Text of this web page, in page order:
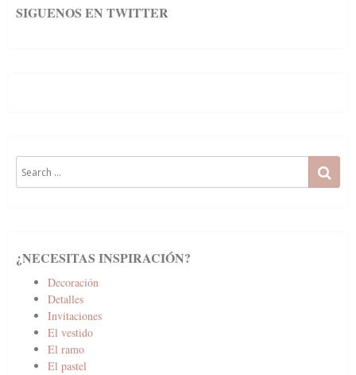
SIGUENOS EN TWITTER
for:
¿NECESITAS INSPIRACIÓN?
Decoración
Detalles
Invitaciones
El vestido
El ramo
El pastel